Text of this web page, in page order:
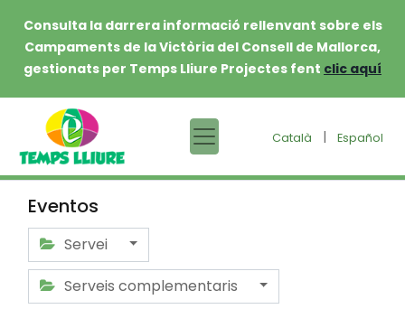
Consulta la darrera informació rellenvant sobre els
Campaments de la Victòria del Consell de Mallorca,
gestionats per Temps Lliure Projectes fent clic aquí
Català | Español
Eventos
Servei
Serveis complementaris